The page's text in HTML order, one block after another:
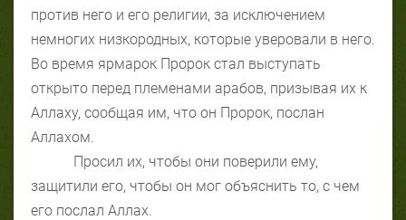
против него и его религии, за исключением
немногих низкородных, которые уверовали в него.
Во время ярмарок Пророк стал выступать
открыто перед племенами арабов, призывая их к
Аллаху, сообщая им, что он Пророк, послан
Аллахом.
Просил их, чтобы они поверили ему,
защитили его, чтобы он мог объяснить то, с чем
его послал Аллах.